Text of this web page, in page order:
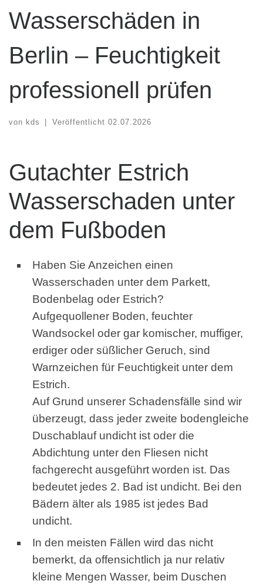
Wasserschäden in
Berlin – Feuchtigkeit
professionell prüfen
von kds | Veröffentlicht 02.07.2026
Gutachter Estrich
Wasserschaden unter
dem Fußboden
Haben Sie Anzeichen einen
Wasserschaden unter dem Parkett,
Bodenbelag oder Estrich?
Aufgequollener Boden, feuchter
Wandsockel oder gar komischer, muffiger,
erdiger oder süßlicher Geruch, sind
Warnzeichen für Feuchtigkeit unter dem
Estrich.
Auf Grund unserer Schadensfälle sind wir
überzeugt, dass jeder zweite bodengleiche
Duschablauf undicht ist oder die
Abdichtung unter den Fliesen nicht
fachgerecht ausgeführt worden ist. Das
bedeutet jedes 2. Bad ist undicht. Bei den
Bädern älter als 1985 ist jedes Bad
undicht.
In den meisten Fällen wird das nicht
bemerkt, da offensichtlich ja nur relativ
kleine Mengen Wasser, beim Duschen